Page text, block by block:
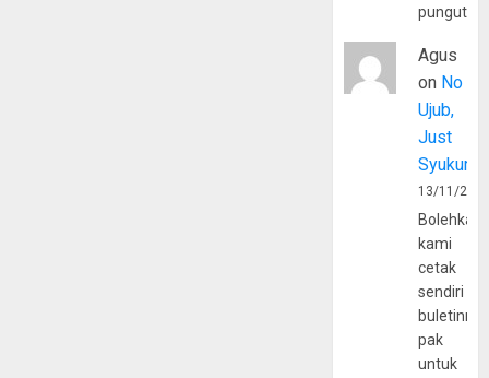
Agus
on No
Ujub,
Just
Syukur
13/11/
Bolehkah
kami
cetak
sendiri
pak
untuk